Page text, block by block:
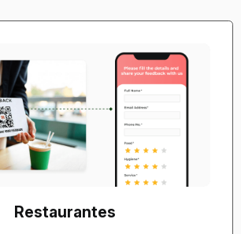
Restaurantes